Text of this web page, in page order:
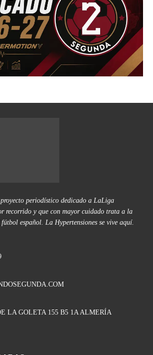
periodístico dedicado a LaLiga
recorrido y que con mayor cuidado trata a la
español. La Hypertensiones se vive aquí.
LA GOLETA 155 B5 1A ALMERÍA